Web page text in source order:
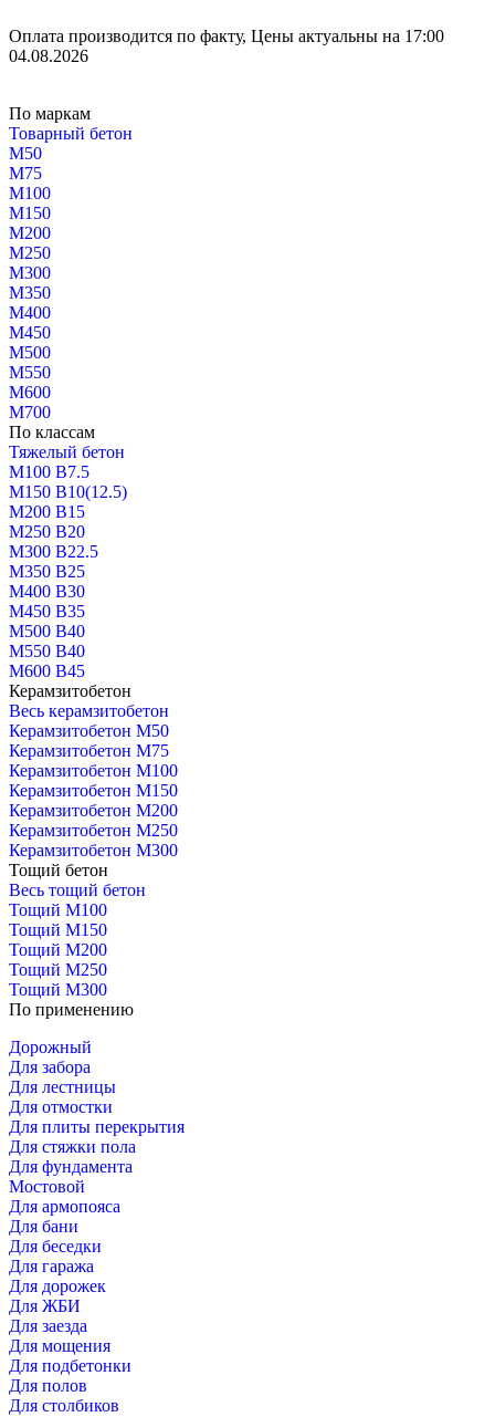
Оплата производится по факту, Цены актуальны на 17:00
04.08.2026
По маркам
Товарный бетон
М50
М75
М100
М150
М200
М250
М300
М350
М400
М450
М500
М550
М600
М700
По классам
Тяжелый бетон
М100 В7.5
М150 В10(12.5)
М200 В15
М250 В20
М300 В22.5
М350 В25
М400 В30
М450 В35
М500 В40
М550 В40
М600 В45
Керамзитобетон
Весь керамзитобетон
Керамзитобетон М50
Керамзитобетон М75
Керамзитобетон М100
Керамзитобетон М150
Керамзитобетон М200
Керамзитобетон М250
Керамзитобетон М300
Тощий бетон
Весь тощий бетон
Тощий М100
Тощий М150
Тощий М200
Тощий М250
Тощий М300
По применению
Дорожный
Для забора
Для лестницы
Для отмостки
Для плиты перекрытия
Для стяжки пола
Для фундамента
Мостовой
Для армопояса
Для бани
Для беседки
Для гаража
Для дорожек
Для ЖБИ
Для заезда
Для мощения
Для подбетонки
Для полов
Для столбиков